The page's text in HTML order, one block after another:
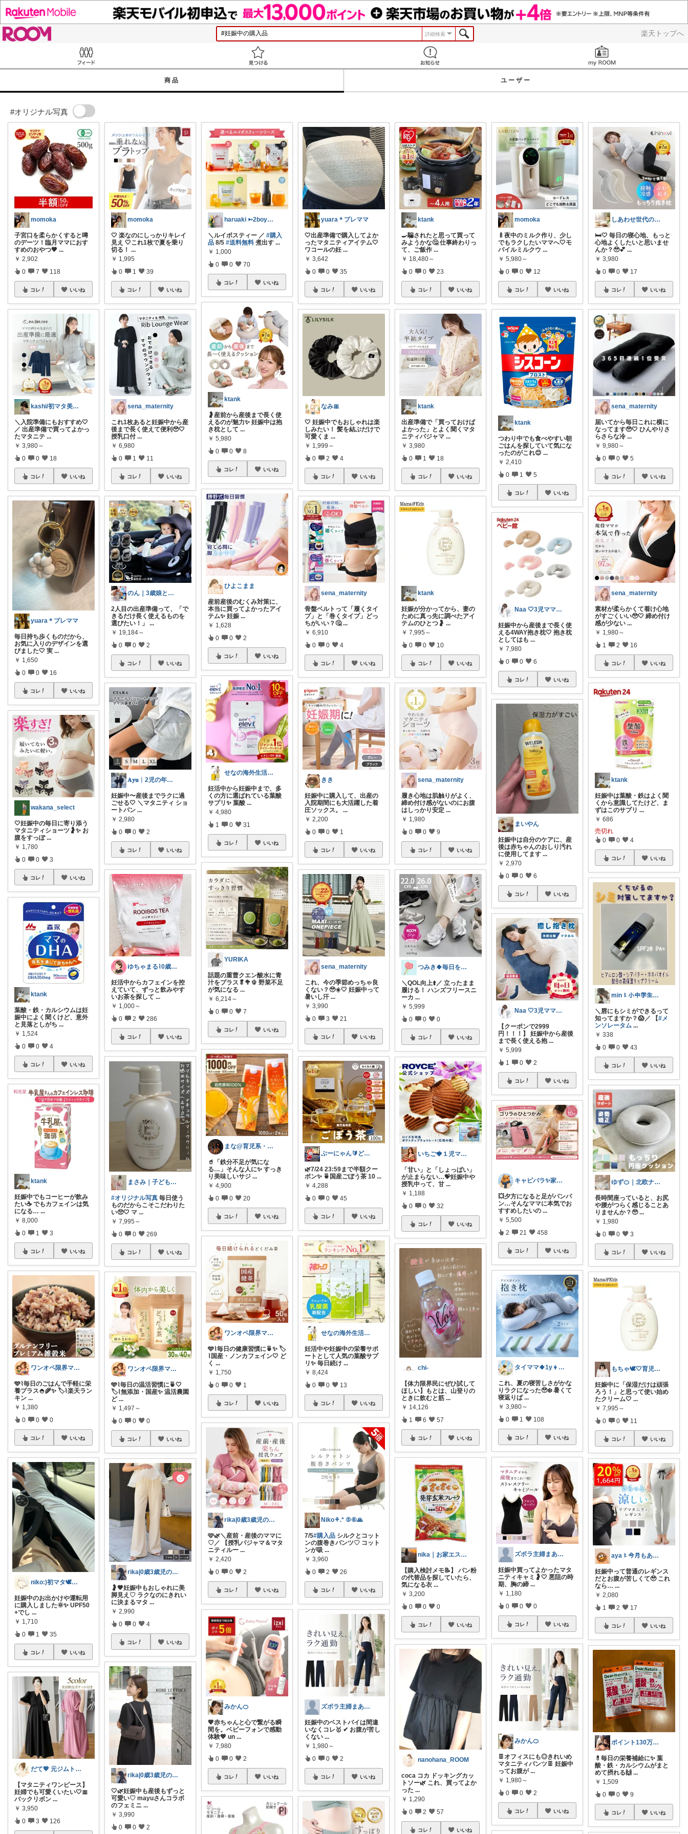
楽天トップへ
詳細検索
商品 ユーザー
#オリジナル写真
momoka
子宮口を柔らかくすると噂
のデーツ！臨月ママにおす
すめのおやつ🤎 ...
￥ 2,902
0 7 118
コレ いいね
kashi/初マタ美容師🫧
＼入院準備にもおすすめ🤍
／ 出産準備で買ってよかっ
たマタニテ ...
￥ 3,980～
0 0 18
コレ いいね
yuara＊プレママ
毎日持ち歩くものだから、
お気に入りのデザインを選
びました🤍 実 ...
￥ 1,650
0 0 16
コレ いいね
wakana_select
🤍妊娠中の毎日に寄り添う
マタニティショーツ🤰✨ お
腹をすっぽ ...
￥ 1,780
0 0 3
コレ いいね
ktank
葉酸・鉄・カルシウムは妊
娠中によく聞くけど、意外
と見落としがち ...
￥ 1,524
0 0 4
コレ いいね
ktank
妊娠中でもコーヒーが飲み
たい☕️ でもカフェインは気
になる… ...
￥ 8,000
0 1 3
コレ いいね
ワンオペ限界ママのラク育児｜ジャム🎀
🩵⌇毎日のごはんで手軽に栄
養プラス🍚🌾✨ 🏷️⌇楽天ラン
キン ...
￥ 1,380
0 0 0
コレ いいね
niko:)初マタ🕊️妊婦生活🤰
妊娠中のお出かけや運転用
に購入しました🌞✨ UPF50
+でし ...
￥ 1,710
0 1 35
コレ いいね
だて💖 元ジムトレーナーママ子育て美容
【マタニティワンピース】
妊婦でも可愛くいたい🤍🎀
バックリボン ...
￥ 3,950
0 3 126
momoka
🤍 楽なのにしっかりキレイ
見え 🤍これ1枚で夏を乗り
切る！...
￥ 1,995
0 1 39
コレ いいね
sena_maternity
これ1枚あると妊娠中から産
後まで長く使えて便利🥹🤍
授乳口付 ...
￥ 6,980
0 1 11
コレ いいね
のん｜3歳娘とベビー準備中
2人目の出産準備って、「で
きるだけ長く使えるものを
選びたい！」
...
￥ 19,184～
0 0 2
コレ いいね
𝐀𝐲𝐮︴2児の年子姉妹ママ
妊娠中〜産後までラクに過
ごせる🤍 ＼マタニティ ショ
ートパン ...
￥ 2,980
0 0 2
コレ いいね
ゆちゃまる⌇ 0歳ベビーとママ楽グッズ
妊活中からカフェインを控
えていて、ずっと飲みやす
いお茶を探して ...
￥ 1,000～
0 2 286
コレ いいね
まさみ｜子ども服・水着・季節グッズ🫶
#オリジナル写真 毎日使う
ものだからこそこだわりた
い🥺🤍 マ ...
￥ 7,995～
0 0 269
コレ いいね
ワンオペ限界ママのラク育児｜ジャム🎀
🩵⌇毎日の温活習慣に🍵🤍
🏷️⌇無添加・国産✨ 温活農園
ど ...
￥ 1,497～
0 0 0
コレ いいね
rika|0歳3歳児のママ
🤰🤎妊娠中もおしゃれに美
脚見え♡ ラクなのにきれい
に決まるマタ ...
￥ 2,990
0 0 4
コレ いいね
rika|0歳3歳児のママ
🤍🌿妊娠中も産後もずっと
可愛い♡ mayuさんコラボ
のフェミニ ...
￥ 3,990
0 0 2
haruaki ➳2boys𖠿mom
＼ルイボスティー ／#購入
品 8/5#送料無料 煮出す ...
￥ 1,000
0 0 70
コレ いいね
ktank
🤰産前から産後まで長く使
えるのが魅力✨ 妊娠中は抱
き枕として ...
￥ 5,980
0 0 8
コレ いいね
ひよこまま
産前産後のむくみ対策に、
本当に買ってよかったアイ
テム✨ 妊娠 ...
￥ 1,628
0 0 2
コレ いいね
せなの海外生活ノート
妊活中から妊娠中まで、多
くの方に選ばれている葉酸
サプリ✨ 葉酸 ...
￥ 4,980
1 0 31
コレ いいね
YURIKA
話題の重曹クエン酸水に青
汁をプラス🥬🥦🫑 野菜不足
が気になる ...
￥ 6,214～
0 0 7
コレ いいね
まな@育児系・産後ダイエットと美容
🥤「鉄分不足が気にな
る…」そんな人に✨ すっき
り美味しいサジ ...
￥ 4,900
0 0 20
コレ いいね
ワンオペ限界ママのラク育児｜ジャム🎀
🩵⌇毎日の健康習慣に🍵✨ 🏷️
⌇国産・ノンカフェイン🤍 ど
く ...
￥ 1,750
0 0 1
コレ いいね
rika|0歳3歳児のママ
🩷🌿＼産前・産後のママに
♡／ 【授乳パジャマ＆マタ
ニティルー ...
￥ 2,420
0 0 2
コレ いいね
みかん🍊
💖赤ちゃんと心で繋がる瞬
間を。ベビーフォンで感動
体験💖 un ...
￥ 7,980
0 0 2
コレ いいね
yuara＊プレママ
🤍出産準備で購入してよか
ったマタニティアイテム🤍
ワコールの妊 ...
￥ 3,642
0 0 35
コレ いいね
なみ🎀
🤍 妊娠中でもおしゃれは楽
しみたい！ 髪を結ぶだけで
可愛くま ...
￥ 1,999～
0 2 4
コレ いいね
sena_maternity
骨盤ベルトって「履くタイ
プ」と「巻くタイプ」どっ
ちがいい？🤔...
￥ 6,910
0 0 4
コレ いいね
きき
妊娠中に購入して、出産の
入院期間にも大活躍した着
圧ソックス。...
￥ 2,200
0 0 1
コレ いいね
sena_maternity
これ、今の季節めっちゃ良
くない？🥹☀️🤍 妊娠中って
暑いし汗 ...
￥ 3,990
0 3 21
コレ いいね
ぶーにゃん🔰どうしたら売れるかな😭
🌿7/24 23:59まで半額クー
ポン✨ 🍵国産ごぼう茶 10 ...
￥ 4,288
0 0 45
コレ いいね
せなの海外生活ノート
妊活中や妊娠中の栄養サポ
ートとして人気の葉酸サプ
リ✨ 毎日続け ...
￥ 8,424
0 0 13
コレ いいね
Niko⚘.* ⑤⑥🙏
7/5#購入品 シルクとコット
ンの腹巻きパンツ♡ コット
ンが吸 ...
￥ 3,960
0 2 26
コレ いいね
ズボラ主婦まあちゃん
妊娠中のベストバイは間違
いなくコレ🥇 ✔︎ お腹が苦し
くない ...
￥ 1,980～
0 0 2
コレ いいね
ktank
🍳騙されたと思って買って
みようかな🤔 仕事終わりっ
て、ご飯作 ...
￥ 18,480～
0 0 23
コレ いいね
ktank
出産準備で「買っておけば
よかった」とよく聞くマタ
ニティパジャマ ...
￥ 3,980
0 1 18
コレ いいね
ktank
妊娠が分かってから、妻の
ために真っ先に調べたアイ
テムのひとつ🤰 ...
￥ 7,995～
0 0 10
コレ いいね
sena_maternity
履き心地は肌触りがよく、
締め付け感がないのにお腹
はしっかり安定 ...
￥ 1,980
0 0 9
コレ いいね
つみき🍀毎日をご機嫌にする♡
＼QOL向上⬆️／ 立ったまま
履ける！ ハンズフリースニ
ーカ ...
￥ 5,999
0 0 0
コレ いいね
いちご🍓１児ママ/出産準備/美容/
「甘い」と「しょっぱい」
が止まらない…💝妊娠中や
授乳中って、甘 ...
￥ 1,188
0 0 32
コレ いいね
chi-
【体力限界民にぜひ試して
ほしい】もとは、山登りの
ときに飲むと筋 ...
￥ 14,126
1 6 57
コレ いいね
nika｜お家エステと美容収集
【購入検討メモ📝】 パン粉
の代替品を探していたら、
気になる衣 ...
￥ 3,200
0 0 0
コレ いいね
nanohana_ROOM
coca コカ ドッキングカッ
トソー🌿 これ、買ってよか
った ...
￥ 1,290
0 2 57
コレ いいね
momoka
🍼夜中のミルク作り、少し
でもラクしたいママへ🤍モ
バイルミルクウ ...
￥ 5,980～
0 0 12
コレ いいね
ktank
つわり中でも食べやすい朝
ごはんを探していて気にな
ったのがこれ😊 ...
￥ 2,410
0 1 5
コレ いいね
Naa 🤍3児ママの愛用品
妊娠中から産後まで長く使
える4WAY抱き枕🤍 抱き枕
としてはも ...
￥ 7,980
0 0 6
コレ いいね
まいやん
妊娠中は自分のケアに、産
後は赤ちゃんのおしり汚れ
に使用してます ...
￥ 2,970
0 0 6
コレ いいね
Naa 🤍3児ママの愛用品
【クーポンで2999
円！！！】 妊娠中から産後
まで長く使える抱 ...
￥ 5,999
1 0 2
コレ いいね
キャピバラ✨家電開発者のオススメROOM
💥夕方になると足がパンパ
ン…そんなママに本気でお
すすめしたいの ...
￥ 5,500
2 21 458
コレ いいね
タイママ🍀1y👦のママ
これ、夏の寝苦しさがかな
りラクになった🥹❄️ 暑くて
寝返りば ...
￥ 3,980～
0 1 108
コレ いいね
ズボラ主婦まあちゃん
妊娠中買ってよかったマタ
ニティキャミ🤰🤍 悪阻の時
期、胸の締 ...
￥ 1,180
0 0 0
コレ いいね
みかん🍊
👖オフィスにも◎きれいめ
マタニティパンツ👖 妊娠中
ってお腹が ...
￥ 1,980～
0 0 2
コレ いいね
しあわせ世代のおすすめ便
🛏️🤍 毎日の寝心地、もっと
心地よくしたいと思いませ
んか？🥹💕 ...
￥ 3,980
0 0 17
コレ いいね
sena_maternity
届いてから毎日これに横に
なってます🥹🤍 ひんやりさ
らさらな冷 ...
￥ 9,980～
0 0 5
コレ いいね
sena_maternity
素材が柔らかくて着け心地
がすごくいい🥹🤍 締め付け
感が少ない ...
￥ 1,980～
1 2 16
コレ いいね
ktank
妊娠中は葉酸・鉄はよく聞
くから意識してたけど、ま
ずはこのサプリ ...
￥ 686
売切れ
0 0 4
コレ いいね
min〻小中学生👬ママꕤ igも見てね
＼唇にもシミができるって
知ってますか？😱／ 【#メ
ンソレータム ...
￥ 338
0 0 43
コレ いいね
ゆず🍊｜北欧ナチュラルインテリア
長時間座っていると、お尻
や腰がつらく感じることあ
りませんか？🥹 ...
￥ 1,980
0 0 3
コレ いいね
もちゃ🕊‎🤍育児と幸せな暮らし
妊娠中に「保湿だけは頑張
ろう！」と思って使い始め
たクリーム🤍...
￥ 7,995～
0 0 11
コレ いいね
aya〻今月もありがとうございます𖧷
妊娠中って普通のレギンス
だとお腹が苦しくて🥹 これ
なら…...
￥ 2,080
1 2 17
コレ いいね
ポイント130万ママ𖤐節約お得ROOM
💊毎日の栄養補給に✨ 葉
酸・鉄・カルシウムがまと
めて摂れる🙌...
￥ 1,509
0 0 9
コレ いいね